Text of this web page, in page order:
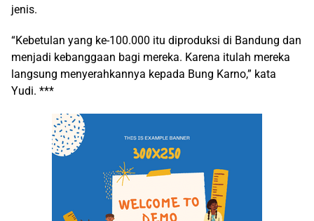
jenis.
“Kebetulan yang ke-100.000 itu diproduksi di Bandung dan
menjadi kebanggaan bagi mereka. Karena itulah mereka
langsung menyerahkannya kepada Bung Karno,” kata
Yudi. ***